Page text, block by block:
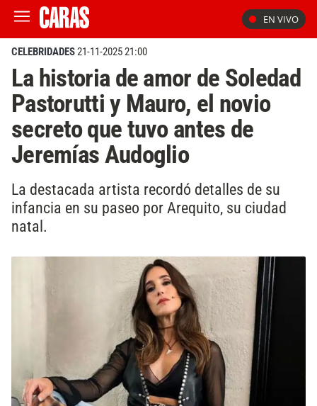
EN VIVO
CELEBRIDADES21-11-2025 21:00
La historia de amor de Soledad
Pastorutti y Mauro, el novio
secreto que tuvo antes de
Jeremías Audoglio
La destacada artista recordó detalles de su
infancia en su paseo por Arequito, su ciudad
natal.